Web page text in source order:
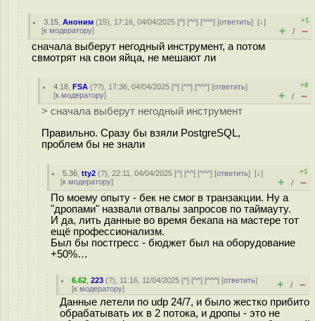
3.15 ,Аноним (15), 17:16, 04/04/2025 [^] [^^] [^^^] [ответить][↓]
[к модератору]
+1
+ / –
сначала выберут негодный инструмент, а потом
свмотрят на свои яйца, не мешают ли
4.18 ,FSA (??), 17:36, 04/04/2025 [^] [^^] [^^^] [ответить]
[к модератору]
+8
+ / –
> сначала выберут негодный инструмент
Правильно. Сразу бы взяли PostgreSQL,
проблем бы не знали
5.36 ,tty2 (?), 22:11, 04/04/2025 [^] [^^] [^^^] [ответить][↓]
[к модератору]
+1
+ / –
По моему опыту - бек не смог в транзакции. Ну а
"дропами" назвали отвалы запросов по таймауту.
И да, лить данные во время бекапа на мастере тот
ещё профессионализм.
Был бы постгресс - бюджет был на оборудование
+50%…
6.62 ,223 (?), 11:16, 11/04/2025 [^] [^^] [^^^] [ответить]
[к модератору] + / –
Данные летели по udp 24/7, и было жестко прибито
обрабатывать их в 2 потока, и дропы - это не